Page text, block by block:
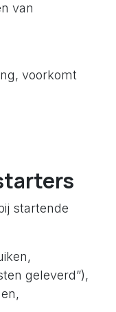
van
voorkomt
startende
geleverd”),